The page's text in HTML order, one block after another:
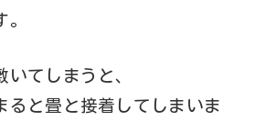
いてしまうと、
ると畳と接着してしまいま